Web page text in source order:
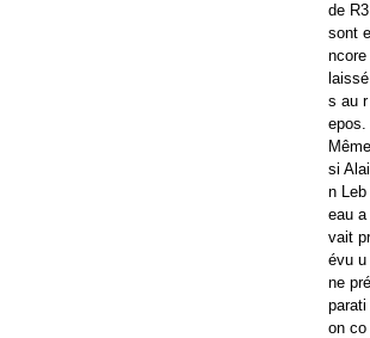
de R3
sont e
ncore
laissé
s au r
epos.
Même
si Alai
n Leb
eau a
vait pr
évu u
ne pré
parati
on co